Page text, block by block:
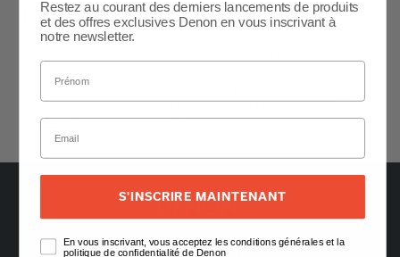
DCD-2000AE
Lecteur CD SACD
traitement avancé AL32, d'un DAC haute précision et d'une
construction hautement rigide pour une lecture précise et détaillée de
vos disques musicaux préférés.
Grey
Oude Stadsgracht 1, 5611DD Eindhoven, NL
Restez au courant des derniers lancements de produits
et des offres exclusives Denon en vous inscrivant à
notre newsletter.
S'INSCRIRE MAINTENANT
En vous inscrivant, vous acceptez les conditions générales et la
politique de confidentialité de Denon